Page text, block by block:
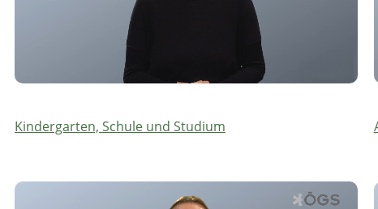
Kindergarten, Schule und Studium